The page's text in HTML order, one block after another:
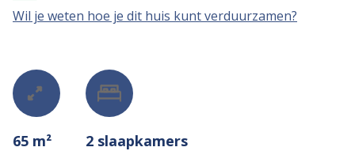
Wil je weten hoe je dit huis kunt verduurzamen?
65 m² 2 slaapkamers